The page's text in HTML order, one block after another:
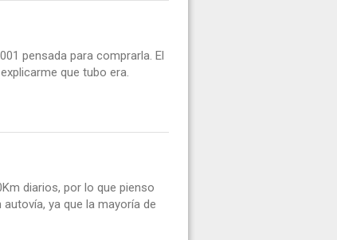
pensada para comprarla. El
que tubo era.
diarios, por lo que pienso
ya que la mayoría de